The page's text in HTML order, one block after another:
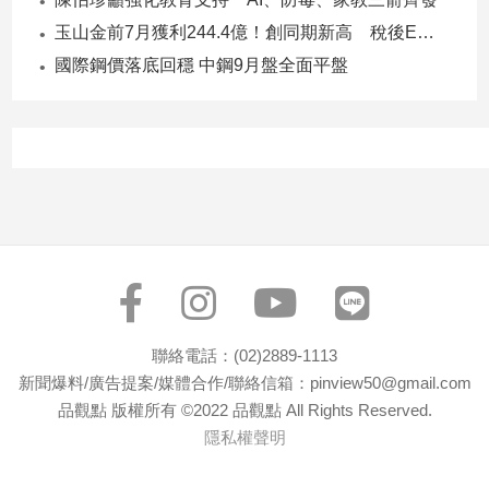
感
情
遊
玉山金前7月獲利244.4億！創同期新高 稅後EPS自結1.51元
國際鋼價落底回穩 中鋼9月盤全面平盤
聯絡電話：(02)2889-1113
新聞爆料/廣告提案/媒體合作/聯絡信箱：pinview50@gmail.com
品觀點 版權所有 ©2022 品觀點 All Rights Reserved.
隱私權聲明